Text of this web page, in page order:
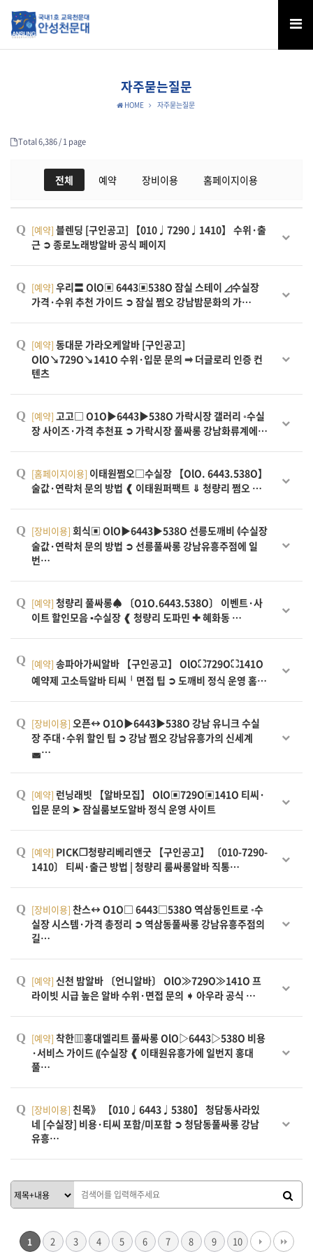
자주묻는질문
HOME 자주묻는질문
Total 6,386 /1 page
전체 예약 장비이용 홈페이지이용
Q [예약] 블렌딩 [구인공고] 【010♩7290♩1410】 수위·출
근 ➲ 종로노래방알바 공식 페이지
Q [예약] 우리〓 OlO▣ 6443▣538O 잠실 스테이 ◿수실장
가격·수위 추천 가이드 ➲ 잠실 쩜오 강남밤문화의 가…
Q [예약] 동대문 가라오케알바 [구인공고]
OlO↘729O↘141O 수위·입문 문의 ⥤ 더글로리 인증 컨
텐츠
Q [예약] 고고□ O1O▶6443▶538O 가락시장 갤러리 ◦수실
장 사이즈·가격 추천표 ➲ 가락시장 풀싸롱 강남화류계에…
Q [홈페이지이용] 이태원쩜오□수실장 【OlO. 6443.538O】
술값·연락처 문의 방법 ❰ 이태원퍼팩트 ⇓ 청량리 쩜오 …
Q [장비이용] 회식▣ OlO▶6443▶538O 선릉도깨비 ⦉수실장
술값·연락처 문의 방법 ➲ 선릉풀싸롱 강남유흥주점에 일
번…
Q [예약] 청량리 풀싸롱♠ 〔O1O.6443.538O〕 이벤트·사
이트 할인모음 ▪수실장 ❰ 청량리 도파민 ✚ 혜화동 …
Q [예약] 송파아가씨알바 【구인공고】 OlO⛶729O⛶141O
예약제 고소득알바 티씨╵면접 팁 ➲ 도깨비 정식 운영 홈…
Q [장비이용] 오픈↔ O1O▶6443▶538O 강남 유니크 수실
장 주대·수위 할인 팁 ➲ 강남 쩜오 강남유흥가의 신세계
◛…
Q [예약] 런닝래빗 【알바모집】 OlO▣729O▣141O 티씨·
입문 문의 ➤ 잠실룸보도알바 정식 운영 사이트
Q [예약] PICK❒청량리베리앤굿 【구인공고】 〔010-7290-
1410〕 티씨·출근 방법 | 청량리 룸싸롱알바 직통…
Q [장비이용] 찬스↔ O1O□ 6443□538O 역삼동인트로 ◦수
실장 시스템·가격 총정리 ➲ 역삼동풀싸롱 강남유흥주점의
길…
Q [예약] 신천 밤알바 〔언니알바〕 OlO≫729O≫141O 프
라이빗 시급 높은 알바 수위·면접 문의 ➧ 아우라 공식 …
Q [예약] 착한▥홍대엘리트 풀싸롱 OlO▷6443▷538O 비용
·서비스 가이드 ⸨수실장 ❰ 이태원유흥가에 일번지 홍대
풀…
Q [장비이용] 친목》 【010♩6443♩5380】 청담동사라있
네 [수실장] 비용·티씨 포함/미포함 ➲ 청담동풀싸롱 강남
유흥…
1 2 3 4 5 6 7 8 9 10